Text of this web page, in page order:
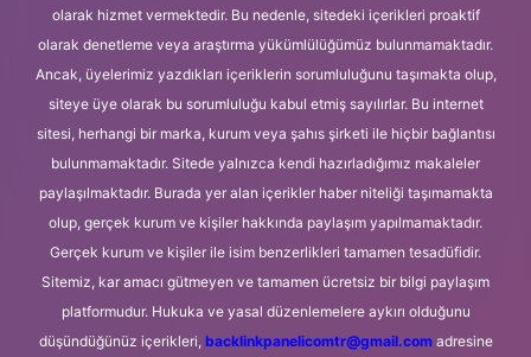
olarak hizmet vermektedir. Bu nedenle, sitedeki içerikleri proaktif
olarak denetleme veya araştırma yükümlülüğümüz bulunmamaktadır.
Ancak, üyelerimiz yazdıkları içeriklerin sorumluluğunu taşımakta olup,
siteye üye olarak bu sorumluluğu kabul etmiş sayılırlar. Bu internet
sitesi, herhangi bir marka, kurum veya şahıs şirketi ile hiçbir bağlantısı
bulunmamaktadır. Sitede yalnızca kendi hazırladığımız makaleler
paylaşılmaktadır. Burada yer alan içerikler haber niteliği taşımamakta
olup, gerçek kurum ve kişiler hakkında paylaşım yapılmamaktadır.
Gerçek kurum ve kişiler ile isim benzerlikleri tamamen tesadüfidir.
Sitemiz, kar amacı gütmeyen ve tamamen ücretsiz bir bilgi paylaşım
platformudur. Hukuka ve yasal düzenlemelere aykırı olduğunu
düşündüğünüz içerikleri, backlinkpanelicomtr@gmail.comadresine